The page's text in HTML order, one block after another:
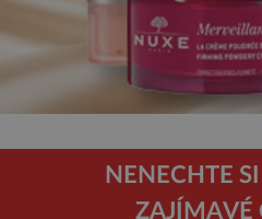
NENECHTE SI
ZAJÍMAVÉ